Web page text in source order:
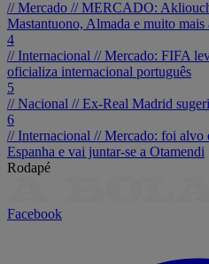
// Mercado //MERCADO:
Mastantuono, Almada e muito mais
4
// Internacional //Mercado: FIFA
oficializa internacional português
5
// Nacional //Ex-Real Madrid
6
// Internacional //Mercado: foi alvo
Espanha e vai juntar-se a Otamendi
Rodapé
Facebook